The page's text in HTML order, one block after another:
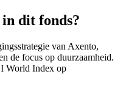
dit fonds?
van Axento,
de focus op duurzaamheid.
World Index op